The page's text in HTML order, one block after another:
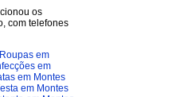
os
com telefones
em
em
em Montes
em Montes